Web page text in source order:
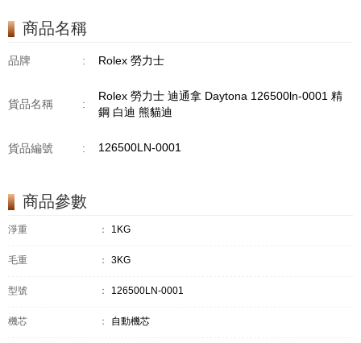
商品名稱
品牌 : Rolex 勞力士
貨品名稱 :
Rolex 勞力士 迪通拿 Daytona 126500ln-0001 精
鋼 白迪 熊貓迪
貨品編號 : 126500LN-0001
商品參數
淨重 ： 1KG
毛重 ： 3KG
型號 ： 126500LN-0001
機芯 ： 自動機芯